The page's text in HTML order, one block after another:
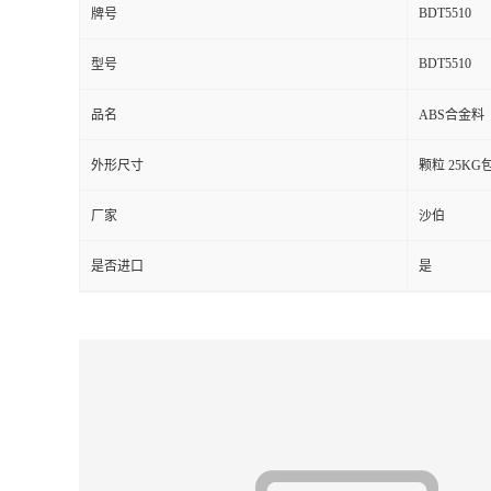
牌号 BDT5510
型号 BDT5510
品名 ABS合金料
外形尺寸 颗粒 25KG
厂家 沙伯
是否进口 是